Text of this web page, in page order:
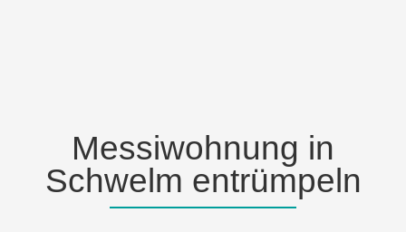
Messiwohnung in
Schwelm entrümpeln